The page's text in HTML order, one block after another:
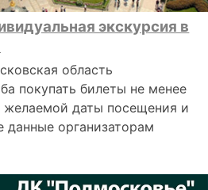
экскурсия в
область
покупать билеты не менее
желаемой даты посещения и
данные организаторам